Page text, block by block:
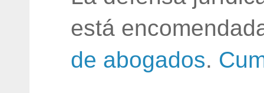
está
de abogados.